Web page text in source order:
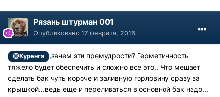
Рязань штурман 001
Опубликовано 17 февраля, 2016
@Куренга
,зачем эти премудрости? Герметичность
тяжело будет обеспечить и сложно все это.. Что мешает
сделать бак чуть короче и заливную горловину сразу за
крышкой...ведь еще и переливаться в основной бак надо...